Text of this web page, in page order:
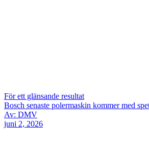
För ett glänsande resultat
Bosch senaste polermaskin kommer med
Av: DMV
juni 2, 2026